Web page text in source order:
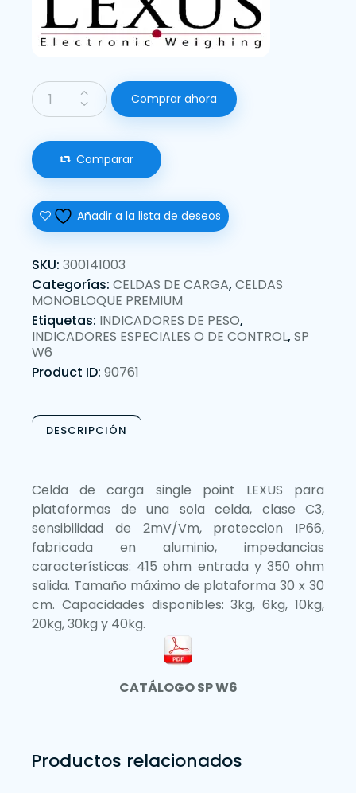
Comprar ahora
Comparar
Añadir a la lista de deseos
SKU: 300141003
Categorías: CELDAS DE CARGA, CELDAS
MONOBLOQUE PREMIUM
Etiquetas: INDICADORES DE PESO,
INDICADORES ESPECIALES O DE CONTROL, SP
W6
Product ID: 90761
DESCRIPCIÓN
Celda de carga single point LEXUS para
plataformas de una sola celda, clase C3,
sensibilidad de 2mV/Vm, proteccion IP66,
fabricada en aluminio, impedancias
características: 415 ohm entrada y 350 ohm
salida. Tamaño máximo de plataforma 30 x 30
cm. Capacidades disponibles: 3kg, 6kg, 10kg,
20kg, 30kg y 40kg.
CATÁLOGO SP W6
Productos relacionados